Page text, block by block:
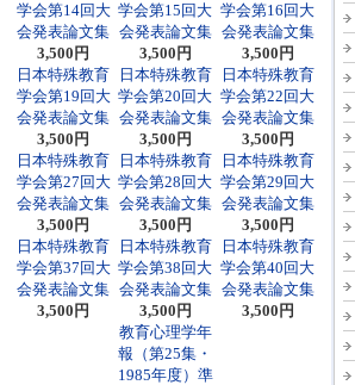
学会第14回大
会発表論文集
3,500円
学会第15回大
会発表論文集
3,500円
学会第16回大
会発表論文集
3,500円
日本特殊教育
学会第19回大
会発表論文集
3,500円
日本特殊教育
学会第20回大
会発表論文集
3,500円
日本特殊教育
学会第22回大
会発表論文集
3,500円
日本特殊教育
学会第27回大
会発表論文集
3,500円
日本特殊教育
学会第28回大
会発表論文集
3,500円
日本特殊教育
学会第29回大
会発表論文集
3,500円
日本特殊教育
学会第37回大
会発表論文集
3,500円
日本特殊教育
学会第38回大
会発表論文集
3,500円
日本特殊教育
学会第40回大
会発表論文集
3,500円
教育心理学年
報（第25集・
1985年度）準